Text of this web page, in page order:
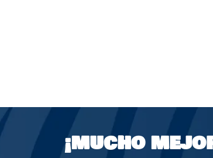
¡MUCHO